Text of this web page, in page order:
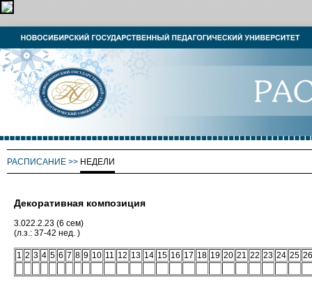
РАСПИСАНИЕ >> НЕДЕЛИ
Декоративная композиция
3.022.2.23 (6 сем)
(л.з.: 37-42 нед. )
1 2 3 4 5 6 7 8 9 10 11 12 13 14 15 16 17 18 19 20 21 22 23 24 25 26